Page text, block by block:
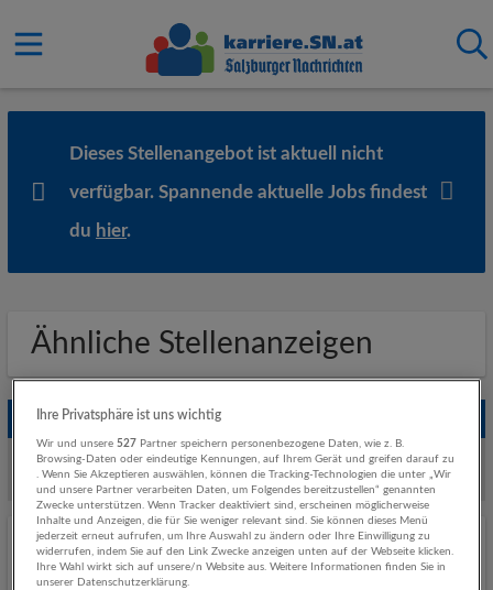
Dieses Stellenangebot ist aktuell nicht
verfügbar. Spannende aktuelle Jobs findest
du hier.
Ähnliche Stellenanzeigen
Empfohlene Jobs
Weitere Jobs von Salzburg AG für Energie, Verkehr und
Telekommunikation
LKW Fahrer/in für Ladekran - Rachbauer-Kran,
Salzburg-Siezenheim
Ihre Privatsphäre ist uns wichtig
Wir und unsere527 Partner speichern personenbezogene Daten, wie z. B.
Browsing-Daten oder eindeutige Kennungen, auf Ihrem Gerät und greifen darauf zu
. Wenn Sie Akzeptieren auswählen, können die Tracking-Technologien die unter „Wir
und unsere Partner verarbeiten Daten, um Folgendes bereitzustellen“ genannten
Zwecke unterstützen. Wenn Tracker deaktiviert sind, erscheinen möglicherweise
Inhalte und Anzeigen, die für Sie weniger relevant sind. Sie können dieses Menü
jederzeit erneut aufrufen, um Ihre Auswahl zu ändern oder Ihre Einwilligung zu
widerrufen, indem Sie auf den Link Zwecke anzeigen unten auf der Webseite klicken.
Ihre Wahl wirkt sich auf unsere/n Website aus. Weitere Informationen finden Sie in
unserer Datenschutzerklärung.